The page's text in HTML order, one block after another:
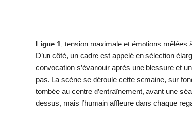
Ligue 1, tension maximale et émotions mêlées
D’un côté, un cadre est appelé en sélection
convocation s’évanouir après une blessure et
pas. La scène se déroule cette semaine, sur
tombée au centre d’entraînement, avant une
dessus, mais l’humain affleure dans chaque